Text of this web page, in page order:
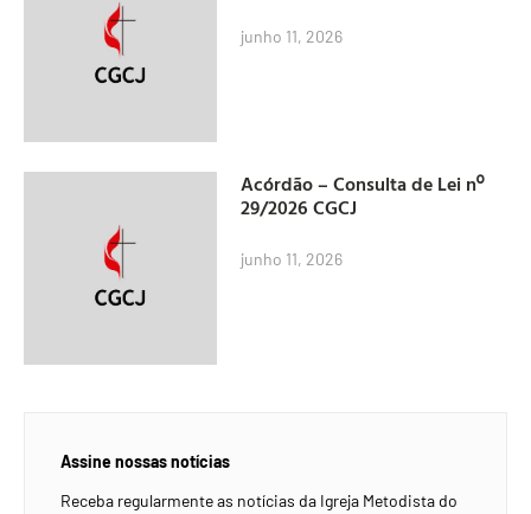
junho 11, 2026
Acórdão – Consulta de Lei nº
29/2026 CGCJ
junho 11, 2026
Assine nossas notícias
Receba regularmente as notícias da Igreja Metodista do